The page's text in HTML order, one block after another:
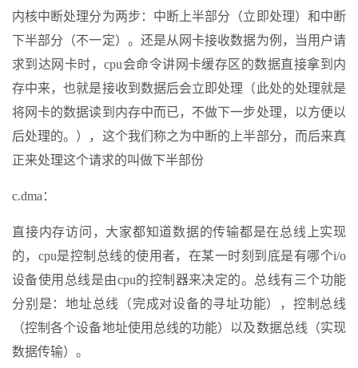
内核中断处理分为两步：中断上半部分（立即处理）和中断
下半部分（不一定）。还是从网卡接收数据为例，当用户请
求到达网卡时，cpu会命令讲网卡缓存区的数据直接拿到内
存中来，也就是接收到数据后会立即处理（此处的处理就是
将网卡的数据读到内存中而已，不做下一步处理，以方便以
后处理的。），这个我们称之为中断的上半部分，而后来真
正来处理这个请求的叫做下半部份
c.dma：
直接内存访问，大家都知道数据的传输都是在总线上实现
的，cpu是控制总线的使用者，在某一时刻到底是有哪个i/o
设备使用总线是由cpu的控制器来决定的。总线有三个功能
分别是：地址总线（完成对设备的寻址功能），控制总线
（控制各个设备地址使用总线的功能）以及数据总线（实现
数据传输）。